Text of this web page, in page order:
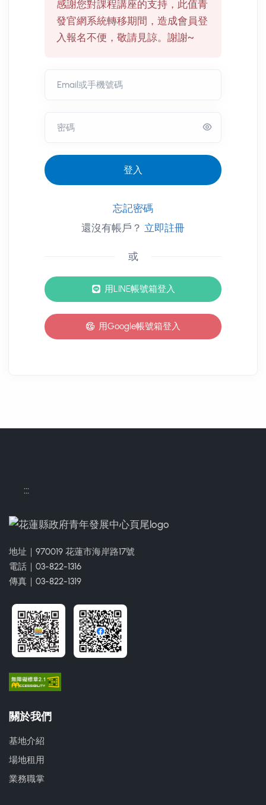
感謝您對課程講座的支持，此值青
發官網系統轉移期間，造成會員登
入報名不便，敬請見諒。謝謝~
Email或手機號碼
密碼
登入
忘記密碼
還沒有帳戶？ 立即註冊
或
其他登入方式用LINE帳號箱登入
用Google帳號箱登入
:::
地址｜970019 花蓮市海岸路17號
電話｜03-822-1316
傳真｜03-822-1319
關於我們
基地介紹
場地租用
業務職掌